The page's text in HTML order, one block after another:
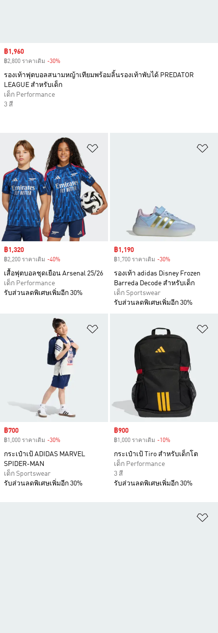
Sale price
฿1,320
฿2,200 ราคาเดิม -40%
เสื้อฟุตบอลชุดเยือน Arsenal 25/26
เด็ก Performance
รับส่วนลดพิเศษเพิ่มอีก 30%
Sale price
฿1,190
฿1,700 ราคาเดิม -30%
รองเท้า adidas Disney Frozen
Barreda Decode สำหรับเด็ก
เด็ก Sportswear
รับส่วนลดพิเศษเพิ่มอีก 30%
เพิ่มไปยังรายการสินค้าโปรด
Sale price
฿700
฿1,000 ราคาเดิม -30%
กระเป๋าเป้ ADIDAS MARVEL
SPIDER-MAN
เด็ก Sportswear
รับส่วนลดพิเศษเพิ่มอีก 30%
Sale price
฿900
฿1,000 ราคาเดิม -10%
กระเป๋าเป้ Tiro สำหรับเด็กโต
เด็ก Performance
3 สี
รับส่วนลดพิเศษเพิ่มอีก 30%
Sale price
฿1,960
฿2,800 ราคาเดิม -30%
รองเท้าฟุตบอลสนามหญ้าเทียมพร้อมลิ้นรองเท้าพับได้ PREDATOR
LEAGUE สำหรับเด็ก
เด็ก Performance
3 สี